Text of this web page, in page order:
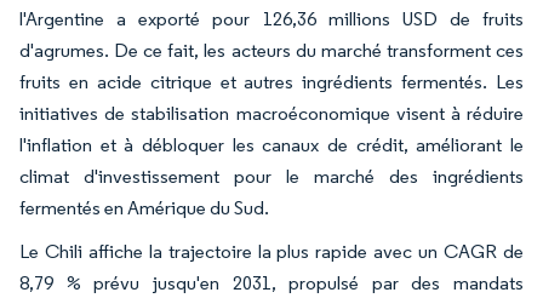
l'Argentine a exporté pour 126,36 millions USD de fruits
d'agrumes. De ce fait, les acteurs du marché transforment ces
fruits en acide citrique et autres ingrédients fermentés. Les
initiatives de stabilisation macroéconomique visent à réduire
l'inflation et à débloquer les canaux de crédit, améliorant le
climat d'investissement pour le marché des ingrédients
fermentés en Amérique du Sud.
Le Chili affiche la trajectoire la plus rapide avec un CAGR de
8,79 % prévu jusqu'en 2031, propulsé par des mandats